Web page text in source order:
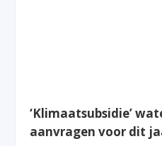
‘Klimaatsubsidie’
aanvragen voor dit